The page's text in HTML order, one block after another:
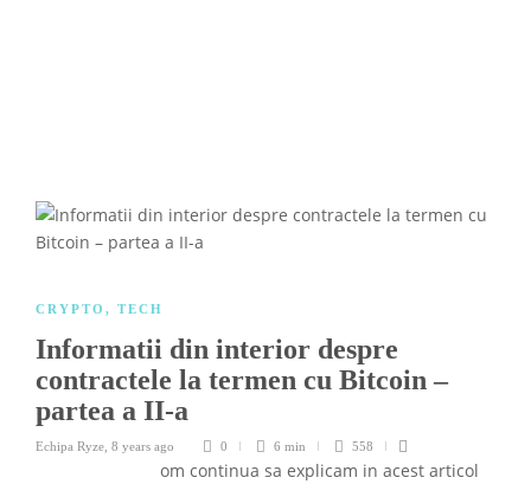
CRYPTO , TECH
Informatii din interior despre
contractele la termen cu Bitcoin –
partea a II-a
Echipa Ryze 8 years ago 0 6 min 558
om continua sa explicam in acest articol